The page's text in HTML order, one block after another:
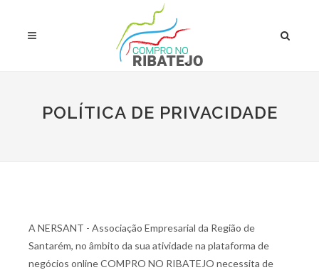
POLÍTICA DE PRIVACIDADE
A NERSANT - Associação Empresarial da Região de
Santarém, no âmbito da sua atividade na plataforma de
negócios online COMPRO NO RIBATEJO necessita de